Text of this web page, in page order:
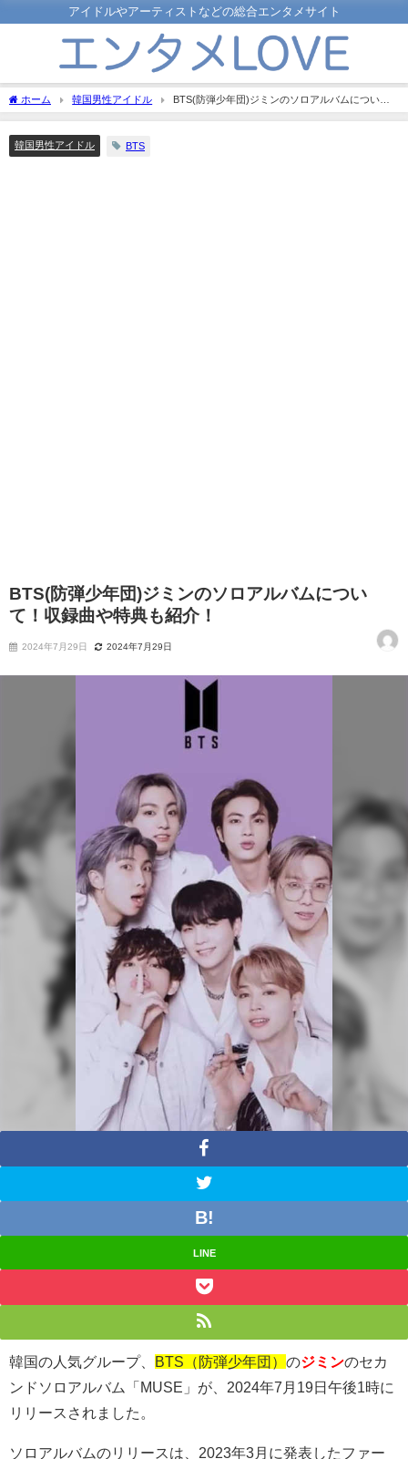
アイドルやアーティストなどの総合エンタメサイト
ホーム 韓国男性アイドル
BTS(防弾少年団)ジミンのソロアルバムについ
て！収録曲や特典も紹介！
韓国男性アイドル BTS
BTS(防弾少年団)ジミンのソロアルバムについ
て！収録曲や特典も紹介！
2024年7月29日 2024年7月29日
LINE
韓国の人気グループ、 BTS（防弾少年団） のジミンのセカ
ンドソロアルバム「 MUSE 」が、2024年7月 19日午後1 時に
リリースされました。
ソロアルバムのリリースは、2023年3 月に発表したファー